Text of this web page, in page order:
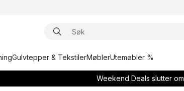
Gulvtepper & TekstilerMøblerUtemøbler %
Weekend Deals slutter om